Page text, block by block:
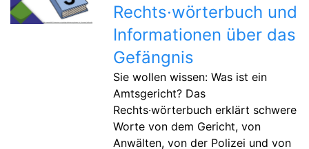
Rechts·wörterbuch und
Informationen über das
Gefängnis
Sie wollen wissen: Was ist ein
Amtsgericht? Das
Rechts·wörterbuch erklärt schwere
Worte von dem Gericht, von
Anwälten, von der Polizei und von